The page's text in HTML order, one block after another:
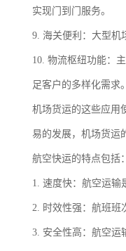
实现门到门服务。
9. 海关便利：大型机
10. 物流枢纽功能：
足客户的多样化需求。
机场货运的这些应用
易的发展，机场货运
航空快运的特点包括：
1. 速度快：航空运输
2. 时效性强：航班班
3. 安全性高：航空运